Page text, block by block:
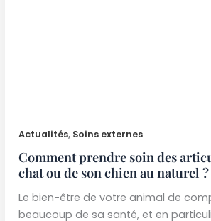
Actualités, Soins externes
Comment prendre soin des
chat ou de son chien au naturel ?
Le bien-être de votre animal de
beaucoup de sa santé, et en